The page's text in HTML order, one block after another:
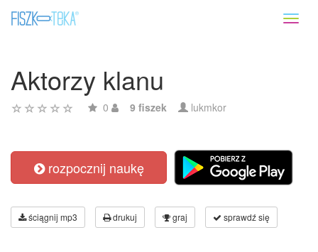
Aktorzy klanu
0 9 fiszek lukmkor
rozpocznij naukę
ściągnij mp3 drukuj graj sprawdź się